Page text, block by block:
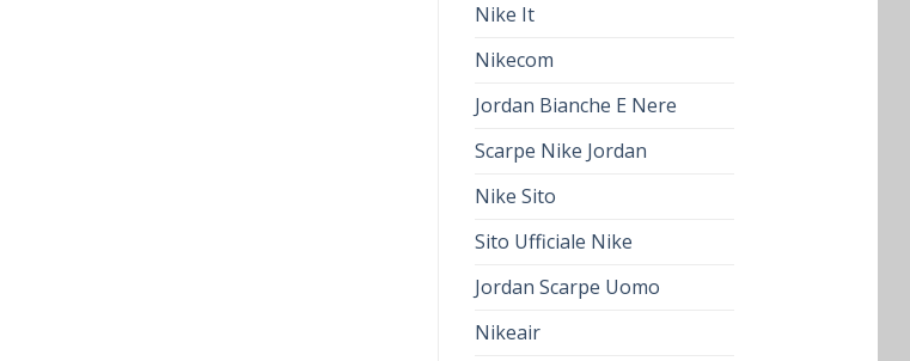
Nike It
Nikecom
Jordan Bianche E Nere
Scarpe Nike Jordan
Nike Sito
Sito Ufficiale Nike
Jordan Scarpe Uomo
Nikeair